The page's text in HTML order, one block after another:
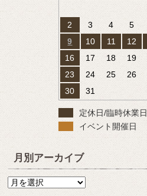
2
3 4 5
9
10 11 12
16
17 18 19
23
24 25 26
30
31
定休日/臨時休業日
イベント開催日
月別アーカイブ
月